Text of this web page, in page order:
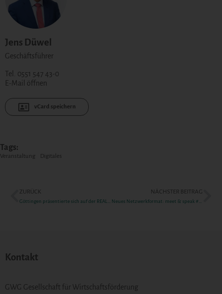
Jens Düwel
Geschäftsführer
Tel. 0551 547 43-0
E-Mail öffnen
vCard speichern
Tags:
Veranstaltung Digitales
ZURÜCK
Göttingen präsentierte sich auf der REAL ESTATE ARENA
NÄCHSTER BEITRAG
Neues Netzwerkformat: meet & speak #Grone
Kontakt
GWG Gesellschaft für Wirtschaftsförderung